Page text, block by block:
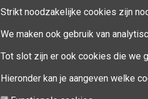
Strikt noodzakelijke cookies zijn
We maken ook gebruik van
Tot slot zijn er ook cookies die we
Hieronder kan je aangeven welke
Mijn account
Klant adressen
Winkelwagen